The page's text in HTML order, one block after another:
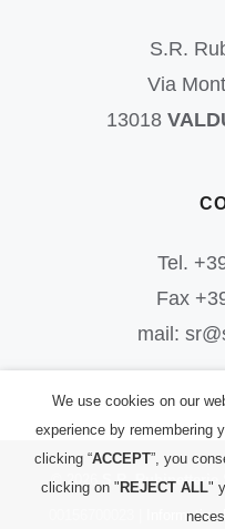
S.R.
Via
13018
Tel.
Fax
mail:
© 2026 S.R. Rubinetterie
We use cookies on our
experience by remembering
clicking “ACCEPT”, you
clicking on " REJECT ALL"